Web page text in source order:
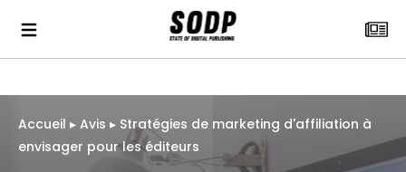
Accueil ▸ Avis ▸ Stratégies de marketing d'affiliation à
envisager pour les éditeurs